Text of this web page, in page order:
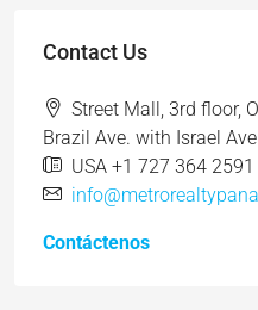
Contact Us
Street Mall, 3rd floor,
Brazil Ave. with Israel
USA +1 727 364 2591
Contáctenos